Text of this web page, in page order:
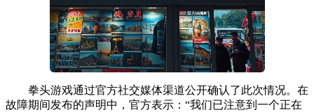
拳头游戏通过官方社交媒体渠道公开确认了此次情况。在
故障期间发布的声明中，官方表示：“我们已注意到一个正在